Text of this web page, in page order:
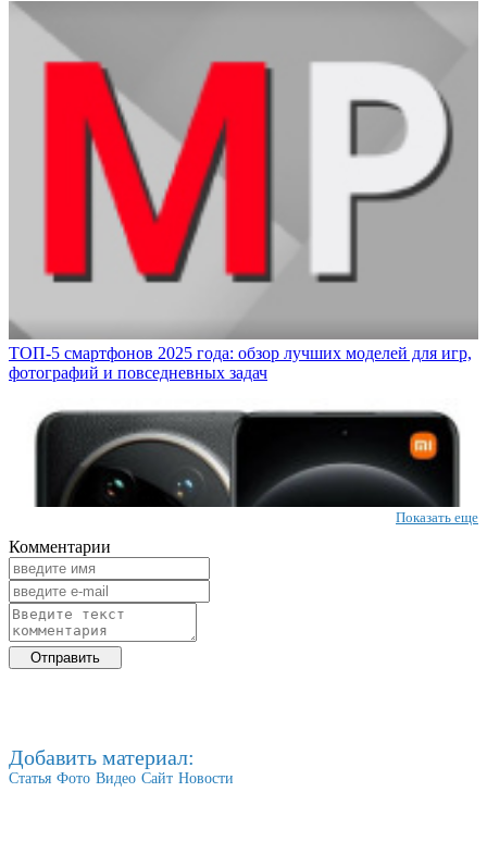
ТОП-5 смартфонов 2025 года: обзор лучших моделей для игр,
фотографий и повседневных задач
Показать еще
Комментарии
Добавить материал:
Статья Фото Видео Сайт Новости